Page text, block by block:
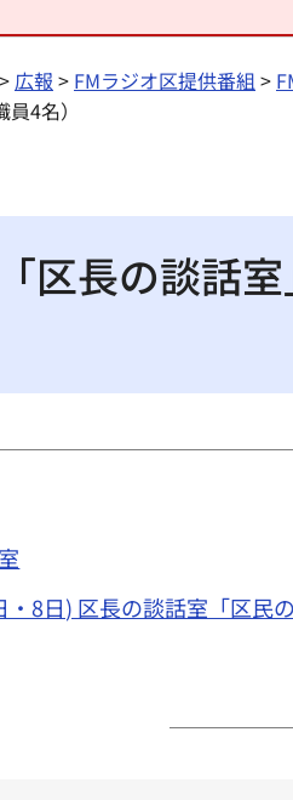
> 広報 > FMラジオ区提供番組>
4名）
区長の談話
8日) 区長の談話室「区民